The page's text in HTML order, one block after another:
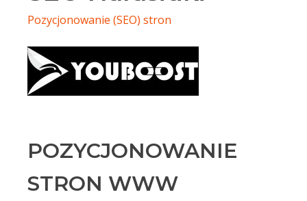
Pozycjonowanie (SEO) stron
POZYCJONOWANIE
STRON WWW